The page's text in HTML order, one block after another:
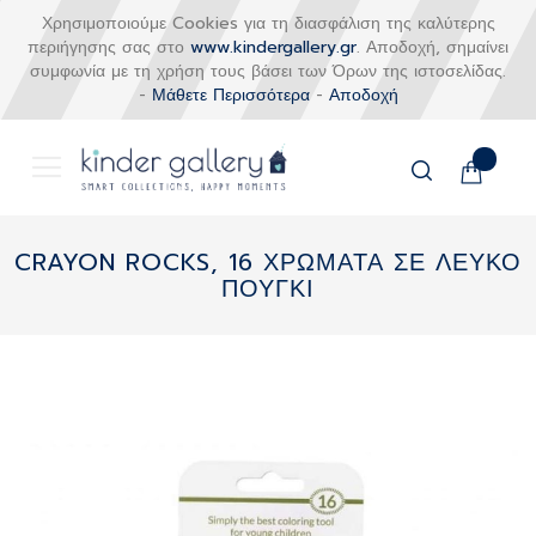
Χρησιμοποιούμε Cookies για τη διασφάλιση της καλύτερης
περιήγησης σας στο www.kindergallery.gr. Αποδοχή, σημαίνει
συμφωνία με τη χρήση τους βάσει των Όρων της ιστοσελίδας.
- Μάθετε Περισσότερα- Αποδοχή
Το
στο
περιεχόμενο
CRAYON ROCKS, 16 ΧΡΩΜΑΤΑ ΣΕ ΛΕΥΚΟ
ΠΟΥΓΚΙ